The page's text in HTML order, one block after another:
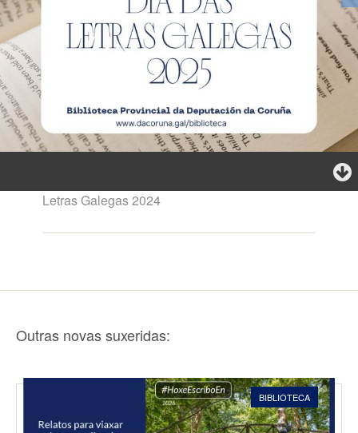
Letras Galegas 2024
Outras novas suxeridas:
BIBLIOTECA